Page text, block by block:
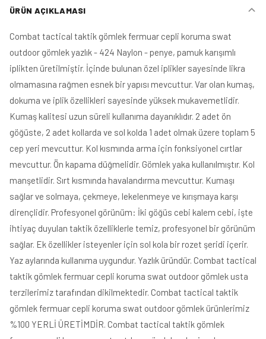
ÜRÜN AÇIKLAMASI
Combat tactical taktik gömlek fermuar cepli koruma swat
outdoor gömlek yazlık - 424 Naylon - penye, pamuk karışımlı
iplikten üretilmiştir. İçinde bulunan özel iplikler sayesinde likra
olmamasına rağmen esnek bir yapısı mevcuttur. Var olan kumaş,
dokuma ve iplik özellikleri sayesinde yüksek mukavemetlidir.
Kumaş kalitesi uzun süreli kullanıma dayanıklıdır. 2 adet ön
göğüste, 2 adet kollarda ve sol kolda 1 adet olmak üzere toplam 5
cep yeri mevcuttur. Kol kısmında arma için fonksiyonel cırtlar
mevcuttur. Ön kapama düğmelidir. Gömlek yaka kullanılmıştır. Kol
manşetlidir. Sırt kısmında havalandırma mevcuttur. Kumaşı
sağlar ve solmaya, çekmeye, lekelenmeye ve kırışmaya karşı
dirençlidir. Profesyonel görünüm: İki göğüs cebi kalem cebi, işte
ihtiyaç duyulan taktik özelliklerle temiz, profesyonel bir görünüm
sağlar. Ek özellikler isteyenler için sol kola bir rozet şeridi içerir.
Yaz aylarında kullanıma uygundur. Yazlık üründür. Combat tactical
taktik gömlek fermuar cepli koruma swat outdoor gömlek usta
terzilerimiz tarafından dikilmektedir. Combat tactical taktik
gömlek fermuar cepli koruma swat outdoor gömlek ürünlerimiz
%100 YERLİ ÜRETİMDİR. Combat tactical taktik gömlek